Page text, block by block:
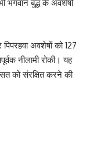
भगवान बुद्ध के अवशेषों
अवशेषों को 127
नीलामी रोकी। यह
को संरक्षित करने की